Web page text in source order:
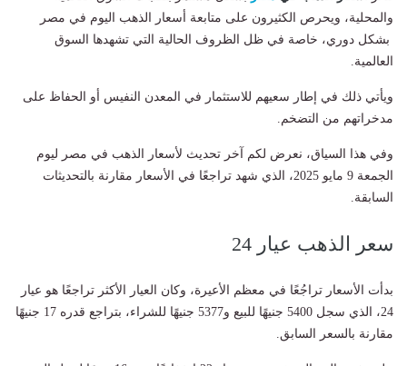
والمحلية، ويحرص الكثيرون على متابعة أسعار الذهب اليوم في مصر
بشكل دوري، خاصة في ظل الظروف الحالية التي تشهدها السوق
العالمية.
ويأتي ذلك في إطار سعيهم للاستثمار في المعدن النفيس أو الحفاظ على
مدخراتهم من التضخم.
وفي هذا السياق، نعرض لكم آخر تحديث لأسعار الذهب في مصر ليوم
الجمعة 9 مايو 2025، الذي شهد تراجعًا في الأسعار مقارنة بالتحديثات
السابقة.
سعر الذهب عيار 24
بدأت الأسعار تراجُعًا في معظم الأعيرة، وكان العيار الأكثر تراجعًا هو عيار
24، الذي سجل 5400 جنيهًا للبيع و5377 جنيهًا للشراء، بتراجع قدره 17 جنيهًا
مقارنة بالسعر السابق.